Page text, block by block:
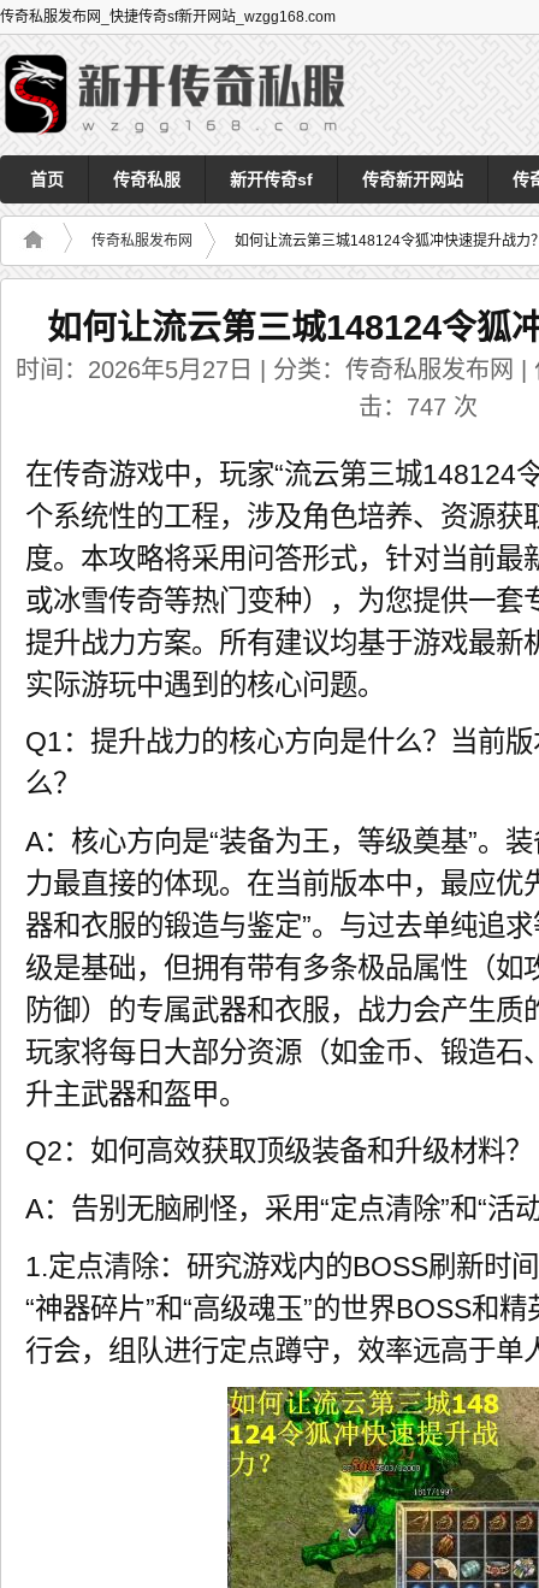
传奇私服发布网_快捷传奇sf新开网站_wzgg168.com
首页 传奇私服 新开传奇sf 传奇新开网站 传
传奇私服发布网 如何让流云第三城148124令狐冲快速提升战力
如何让流云第三城148124令狐
时间：2026年5月27日 | 分类：传奇私服发布网
击： 747 次
在传奇游戏中，玩家“流云第三城148124
个系统性的工程，涉及角色培养、资源获
度。本攻略将采用问答形式，针对当前最
或冰雪传奇等热门变种），为您提供一套
提升战力方案。所有建议均基于游戏最新
实际游玩中遇到的核心问题。
Q1：提升战力的核心方向是什么？当前
么？
A：核心方向是“装备为王，等级奠基”。
力最直接的体现。在当前版本中，最应优
器和衣服的锻造与鉴定”。与过去单纯追
级是基础，但拥有带有多条极品属性（如
防御）的专属武器和衣服，战力会产生质
玩家将每日大部分资源（如金币、锻造石
升主武器和盔甲。
Q2：如何高效获取顶级装备和升级材料？
A：告别无脑刷怪，采用“定点清除”和“活
1.定点清除：研究游戏内的BOSS刷新时
“神器碎片”和“高级魂玉”的世界BOSS和
行会，组队进行定点蹲守，效率远高于单